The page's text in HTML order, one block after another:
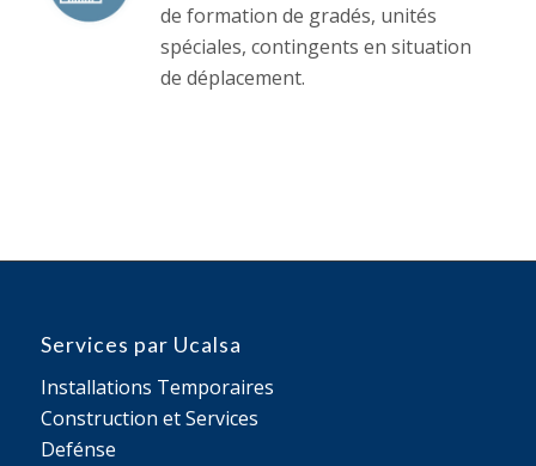
de formation de gradés, unités
spéciales, contingents en situation
de déplacement.
Services par Ucalsa
Installations Temporaires
Construction et Services
Defénse